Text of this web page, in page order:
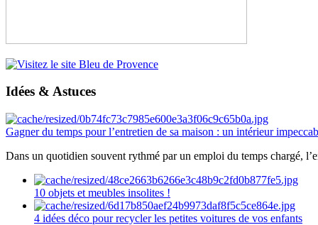
Idées & Astuces
Gagner du temps pour l’entretien de sa maison : un intérieur
Dans un quotidien souvent rythmé par un emploi du temps chargé,
10 objets et meubles insolites !
4 idées déco pour recycler les petites voitures de vos enfants